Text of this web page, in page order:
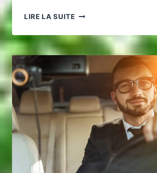
LIRE LA SUITEASSURANCE
D’AFFAIRES
:
GUIDE
PRATIQUE
POUR
L’EMPREINTE
CARBONE